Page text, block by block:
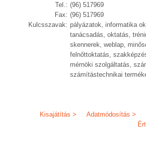
Tel.: (96) 517969
Fax: (96) 517969
Kulcsszavak: pályázatok, informatika
tanácsadás, oktatás,
skennerek, weblap,
felnőttoktatás,
mérnöki szolgáltatás,
számítástechnikai
Adatmódosítás >
Kisajátítás >